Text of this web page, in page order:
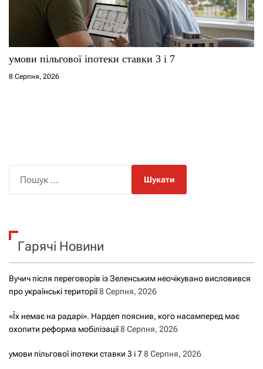
умови пільгової іпотеки ставки 3 і 7
8 Серпня, 2026
к
Гарячі Новини
Вучич після переговорів із Зеленським неочікувано висловився
про українські території8 Серпня, 2026
«Їх немає на радарі». Нардеп пояснив, кого насамперед має
охопити реформа мобілізації8 Серпня, 2026
умови пільгової іпотеки ставки 3 і 78 Серпня, 2026